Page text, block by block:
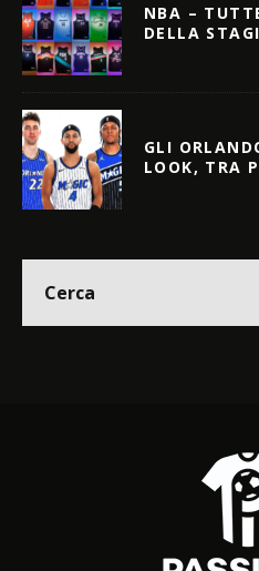
NBA –
DELLA
GLI
LOOK, TRA